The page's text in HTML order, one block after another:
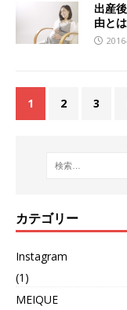
出産
由とは
1 2 3
カテゴリー
Instagram
(1)
MEIQUE